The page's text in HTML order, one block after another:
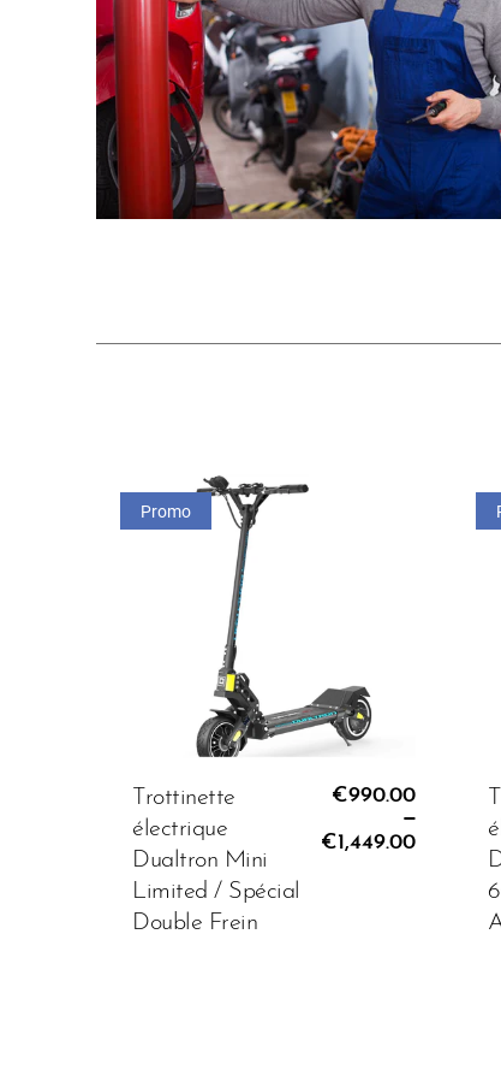
Promo
Trottinette
électrique
Dualtron Mini
Limited / Spécial
Double Frein
€990.00
–
€1,449.00
BATTERIE:
€999.00 €990.00
AJOUTER AU PANIER